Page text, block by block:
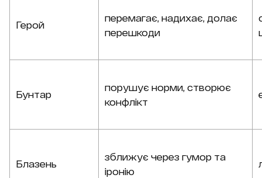
Герой
перемагає, надихає, долає
перешкоди
Бунтар
порушує норми, створює
конфлікт
Блазень
зближує через гумор та
іронію